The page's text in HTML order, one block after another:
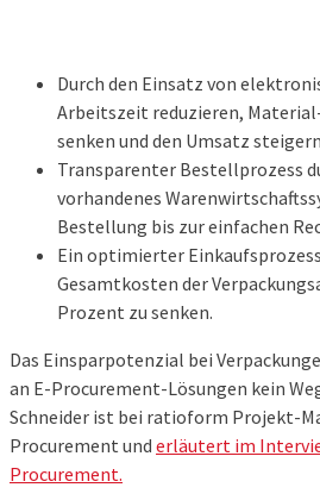
Durch den Einsatz von
Arbeitszeit reduzieren,
senken und den Umsatz
Transparenter Bestellprozess
vorhandenes
Bestellung bis zur einfachen
Ein optimierter
Gesamtkosten der
Prozent zu senken.
Das Einsparpotenzial bei
an E-Procurement-Lösungen kein
Schneider ist bei ratioform Projekt-
Procurement und erläutert im
Procurement.